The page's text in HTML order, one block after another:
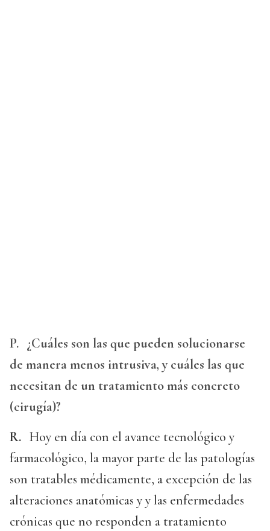
P. ¿Cuáles son las que pueden solucionarse
de manera menos intrusiva, y cuáles las que
necesitan de un tratamiento más concreto
(cirugía)?
R. Hoy en día con el avance tecnológico y
farmacológico, la mayor parte de las patologías
son tratables médicamente, a excepción de las
alteraciones anatómicas y y las enfermedades
crónicas que no responden a tratamiento